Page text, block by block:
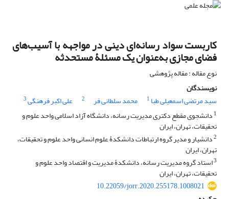
کاربست سواد رسانه‌ای دینی در مواجهه با آسیب‌های
فضای مجازی به‌عنوان یک مسئلۀ مستحدثه
نوع مقاله : مقاله پژوهشی
نویسندگان
سید مرتضی اسمعیلی طبا 1 محمد سلطانی فر 2 علی اکبر فرهنگی3
1 دانشجوی مقطع دکتری مدیریت رسانه، دانشگاه آزاد اسلامی واحد علوم و
تحقیقات، تهران، ایران
2دانشیار و مدیر گروه ارتباطات دانشکدۀ علوم انسانی واحد علوم و تحقیقات،
تهران، ایران
3استاد گروه مدیریت رسانه، دانشکدۀ مدیریت و اقتصاد واحد علوم و
تحقیقات، تهران، ایران
10.22059/jorr.2020.255178.1008021